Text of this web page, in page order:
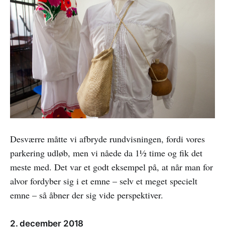
Desværre måtte vi afbryde rundvisningen, fordi vores
parkering udløb, men vi nåede da 1½ time og fik det
meste med. Det var et godt eksempel på, at når man for
alvor fordyber sig i et emne – selv et meget specielt
emne – så åbner der sig vide perspektiver.
2. december 2018